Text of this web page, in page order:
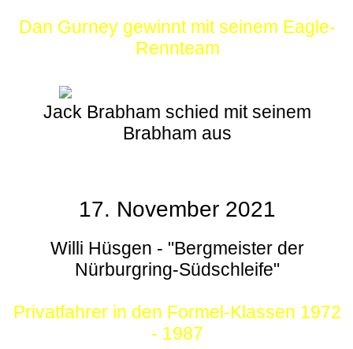
Dan Gurney gewinnt mit seinem Eagle-
Rennteam
Jack Brabham schied mit seinem
Brabham aus
17. November 2021
Willi Hüsgen - "Bergmeister der
Nürburgring-Südschleife"
Privatfahrer in den Formel-Klassen 1972
- 1987